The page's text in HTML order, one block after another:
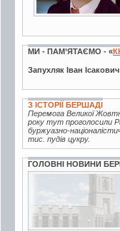
МИ - ПАМ’ЯТАЄМО - «
Запухляк Іван
З ІСТОРІЇ БЕРШАДІ
Перемога Великої
року тут проголосили
буржуазно-
тис. пудів цукру.
ГОЛОВНІ НОВИНИ